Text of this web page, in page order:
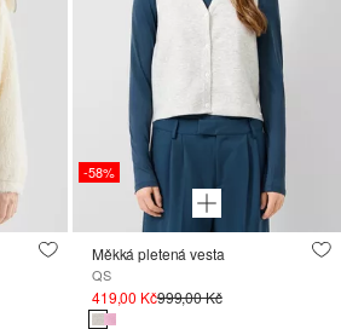
-58%
Měkká pletená vesta
QS
419,00 Kč999,00 Kč